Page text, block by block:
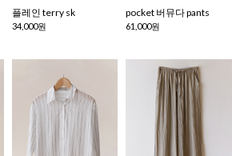
플레인 terry sk
34,000원
pocket 버뮤다 pants
61,000원